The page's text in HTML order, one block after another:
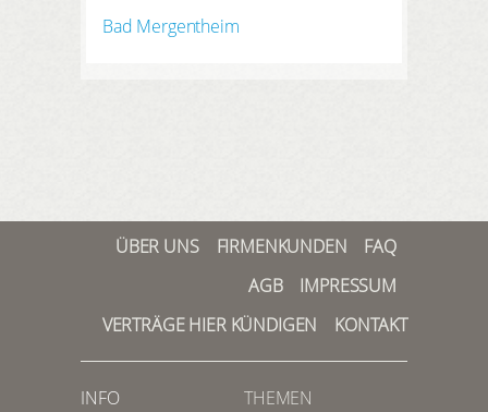
Bad Mergentheim
ÜBER UNS FIRMENKUNDEN
FAQ
AGB
IMPRESSUM
VERTRÄGE HIER KÜNDIGEN
KONTAKT
INFO THEMEN